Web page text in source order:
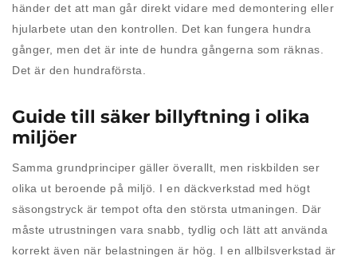
händer det att man går direkt vidare med demontering eller
hjularbete utan den kontrollen. Det kan fungera hundra
gånger, men det är inte de hundra gångerna som räknas.
Det är den hundraförsta.
Guide till säker billyftning i olika
miljöer
Samma grundprinciper gäller överallt, men riskbilden ser
olika ut beroende på miljö. I en däckverkstad med högt
säsongstryck är tempot ofta den största utmaningen. Där
måste utrustningen vara snabb, tydlig och lätt att använda
korrekt även när belastningen är hög. I en allbilsverkstad är